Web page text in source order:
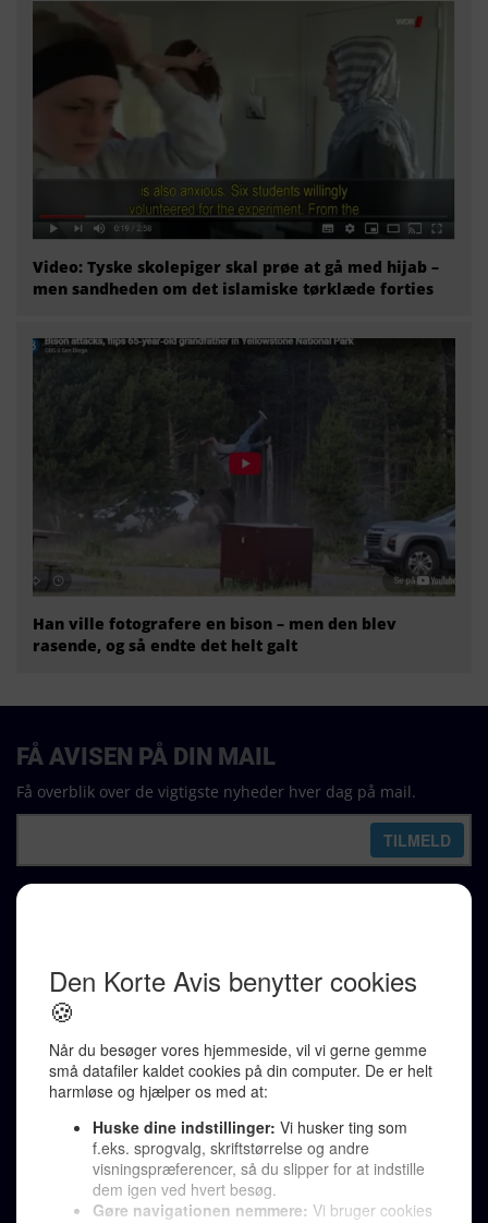
Video: Tyske skolepiger skal prøe at gå med hijab –
men sandheden om det islamiske tørklæde forties
Han ville fotografere en bison – men den blev
rasende, og så endte det helt galt
Karen Jespersen
Redaktionen kontaktes via mail til
redaktion@denkorteavis.dk
Telefonsvarer 20 30 10 96
Von Ostensgade 22, 2791 Dragør
LINKS
Tidligere aviser >
FÅ AVISEN PÅ DIN MAIL
Få overblik over de vigtigste nyheder hver dag på mail.